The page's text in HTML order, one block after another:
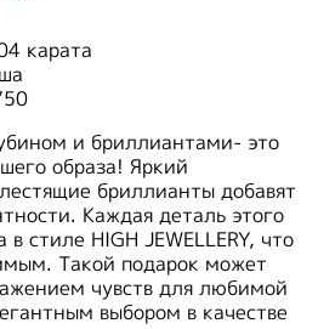
карата
и бриллиантами- это
образа! Яркий
бриллианты добавят
Каждая деталь этого
стиле HIGH JEWELLERY, что
Такой подарок может
чувств для любимой
выбором в качестве